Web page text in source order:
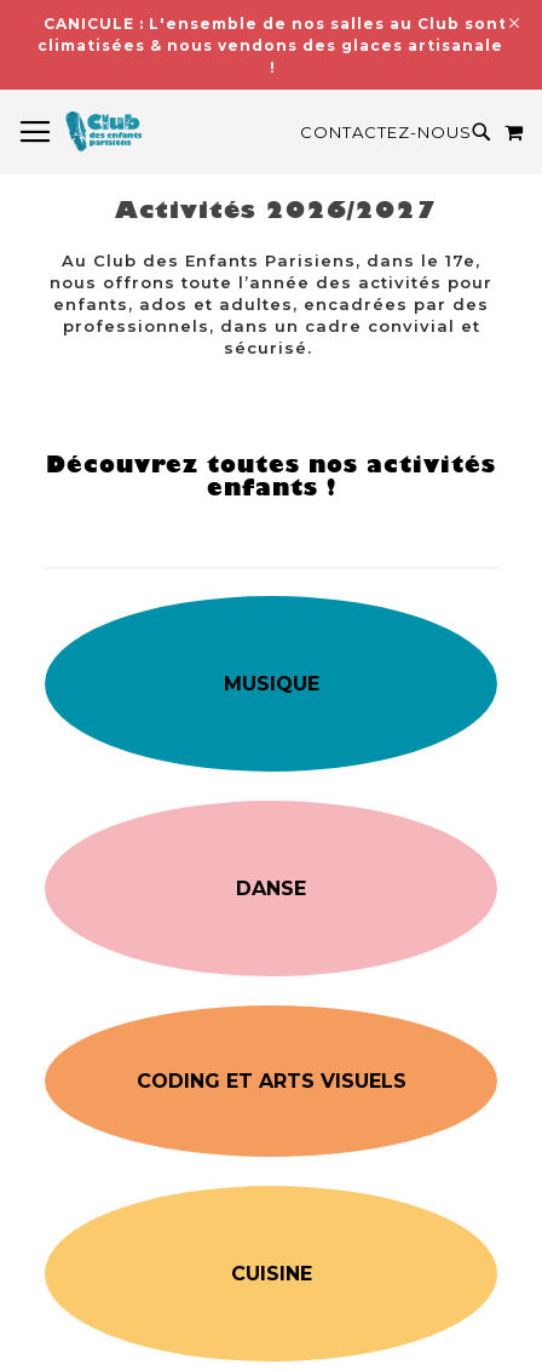
CANICULE : L'ensemble de nos salles au Club sont
climatisées & nous vendons des glaces artisanales
!
CONTACTEZ-NOUS
Activités 2026/2027
Au Club des Enfants Parisiens, dans le 17e,
nous offrons toute l’année des activités pour
enfants, ados et adultes, encadrées par des
professionnels, dans un cadre convivial et
sécurisé.
Découvrez toutes nos activités
enfants !
MUSIQUE
DANSE
CODING ET ARTS VISUELS
CUISINE